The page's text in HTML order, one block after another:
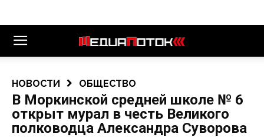
НОВОСТИ ОБЩЕСТВО
В Моркинской средней школе № 6
открыт мурал в честь Великого
полководца Александра Суворова